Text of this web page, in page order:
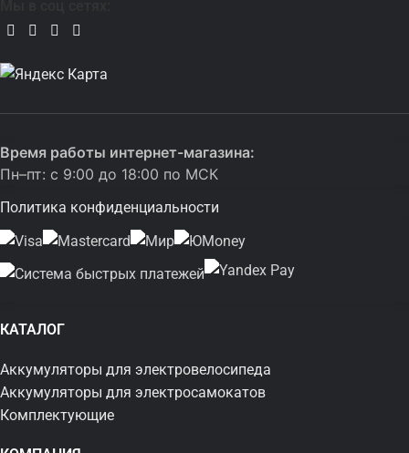
Время работы интернет-магазина:
Пн–пт: с 9:00 до 18:00 по МСК
Политика конфиденциальности
КАТАЛОГ
Аккумуляторы для электровелосипеда
Аккумуляторы для электросамокатов
Комплектующие